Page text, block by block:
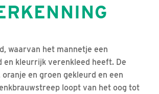
waarvan het mannetje een
en kleurrijk verenkleed heeft. De
en groen gekleurd en een
loopt van het oog tot